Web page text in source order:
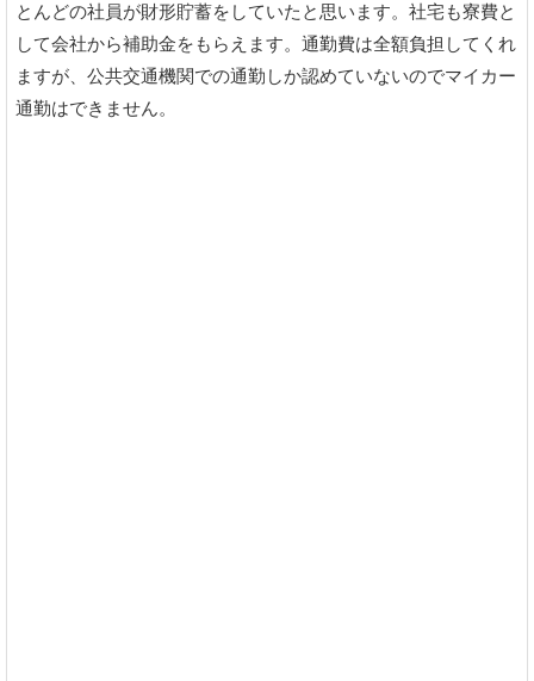
とんどの社員が財形貯蓄をしていたと思います。社宅も寮費と
して会社から補助金をもらえます。通勤費は全額負担してくれ
ますが、公共交通機関での通勤しか認めていないのでマイカー
通勤はできません。